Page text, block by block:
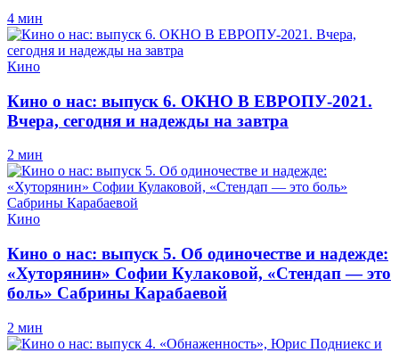
4 мин
Кино
Кино о нас: выпуск 6. ОКНО В ЕВРОПУ-2021.
Вчера, сегодня и надежды на завтра
2 мин
Кино
Кино о нас: выпуск 5. Об одиночестве и надежде:
«Хуторянин» Софии Кулаковой, «Стендап — это
боль» Сабрины Карабаевой
2 мин